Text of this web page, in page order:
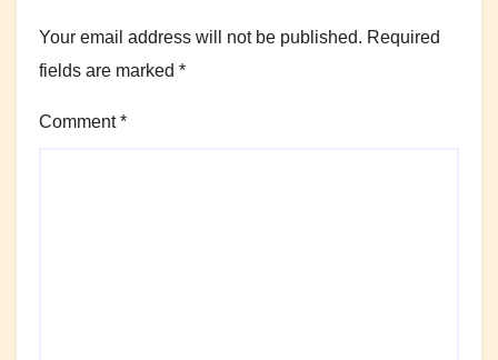
Your email address will not be published. Required
fields are marked *
Comment*